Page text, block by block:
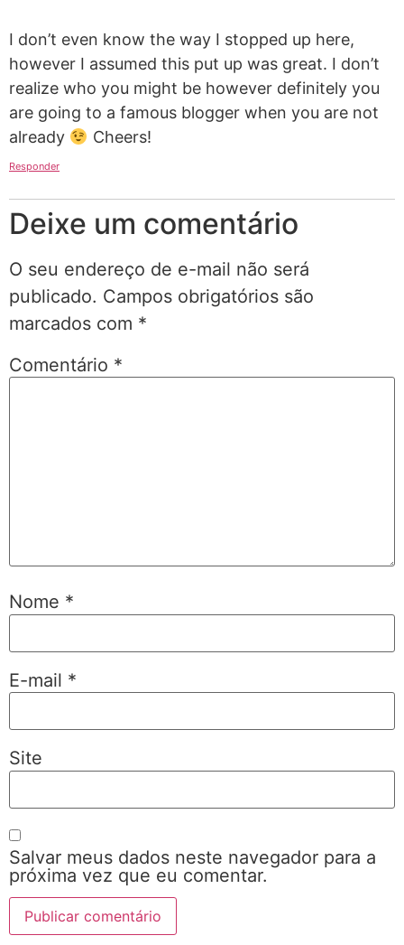
I don’t even know the way I stopped up here,
however I assumed this put up was great. I don’t
realize who you might be however definitely you
are going to a famous blogger when you are not
already
Cheers!
Responder
Deixe um comentário
O seu endereço de e-mail não será
publicado. Campos obrigatórios são
marcados com *
Comentário *
Nome *
E-mail *
Site
Salvar meus dados neste navegador para a
próxima vez que eu comentar.